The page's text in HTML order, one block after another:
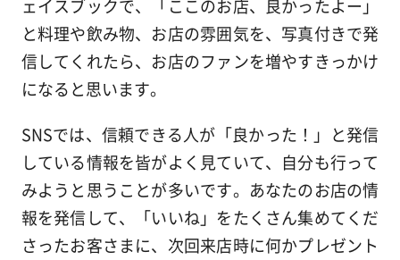
ェイスブックで、「ここのお店、良かったよー」
と料理や飲み物、お店の雰囲気を、写真付きで発
信してくれたら、お店のファンを増やすきっかけ
になると思います。
SNSでは、信頼できる人が「良かった！」と発信
している情報を皆がよく見ていて、自分も行って
みようと思うことが多いです。あなたのお店の情
報を発信して、「いいね」をたくさん集めてくだ
さったお客さまに、次回来店時に何かプレゼント